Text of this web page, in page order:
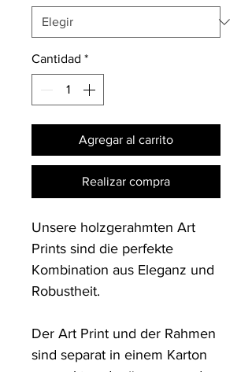
Cantidad *
Agregar al carrito
Realizar compra
Unsere holzgerahmten Art
Prints sind die perfekte
Kombination aus Eleganz und
Robustheit.
Der Art Print und der Rahmen
sind separat in einem Karton